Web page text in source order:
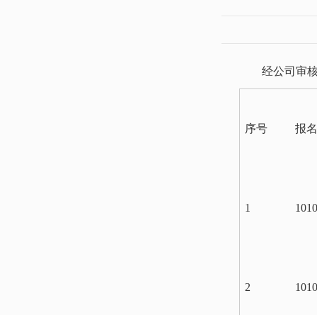
经公司审
序号 报
1
2